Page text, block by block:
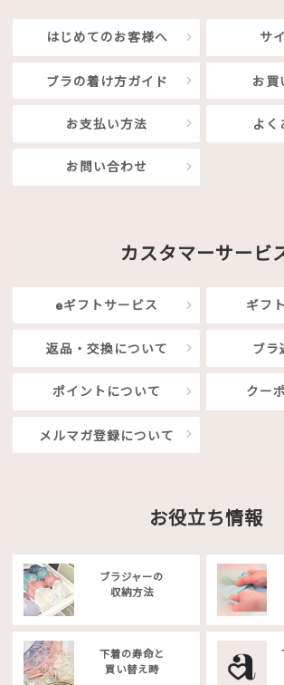
はじめてのお客様へ サ
ブラの着け方ガイド お買
お支払い方法 よく
お問い合わせ
カスタマーサービ
eギフトサービス ギフ
返品・交換について ブラ
ポイントについて クー
メルマガ登録について
お役立ち情報
ブラジャーの
収納方法
下着の寿命と
買い替え時